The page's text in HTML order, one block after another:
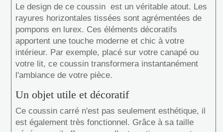
Le design de ce coussin est un véritable atout. Les
rayures horizontales tissées sont agrémentées de
pompons en lurex. Ces éléments décoratifs
apportent une touche moderne et chic à votre
intérieur. Par exemple, placé sur votre canapé ou
votre lit, ce coussin transformera instantanément
l'ambiance de votre pièce.
Un objet utile et décoratif
Ce coussin carré n'est pas seulement esthétique, il
est également très fonctionnel. Grâce à sa taille